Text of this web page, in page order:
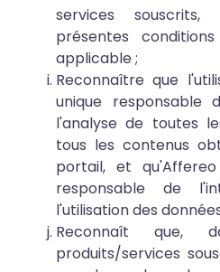
services souscrits,
présentes
applicable ;
Reconnaître que
unique responsable
l'analyse de toutes
tous les contenus
portail, et
responsable de
l'utilisation des
Reconnaît
produits/services